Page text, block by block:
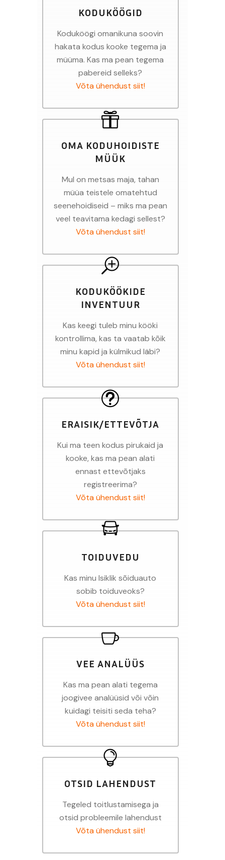
KODUKÖÖGID
Koduköögi omanikuna soovin
hakata kodus kooke tegema ja
müüma. Kas ma pean tegema
pabereid selleks?
Võta ühendust siit!
OMA KODUHOIDISTE
MÜÜK
Mul on metsas maja, tahan
müüa teistele omatehtud
seenehoidiseid – miks ma pean
veel teavitama kedagi sellest?
Võta ühendust siit!
KODUKÖÖKIDE
INVENTUUR
Kas keegi tuleb minu kööki
kontrollima, kas ta vaatab kõik
minu kapid ja külmikud läbi?
Võta ühendust siit!
ERAISIK/ETTEVÕTJA
Kui ma teen kodus pirukaid ja
kooke, kas ma pean alati
ennast ettevõtjaks
registreerima?
Võta ühendust siit!
TOIDUVEDU
Kas minu Isiklik sõiduauto
sobib toiduveoks?
Võta ühendust siit!
VEE ANALÜÜS
Kas ma pean alati tegema
joogivee analüüsid või võin
kuidagi teisiti seda teha?
Võta ühendust siit!
OTSID LAHENDUST
Tegeled toitlustamisega ja
otsid probleemile lahendust
Võta ühendust siit!